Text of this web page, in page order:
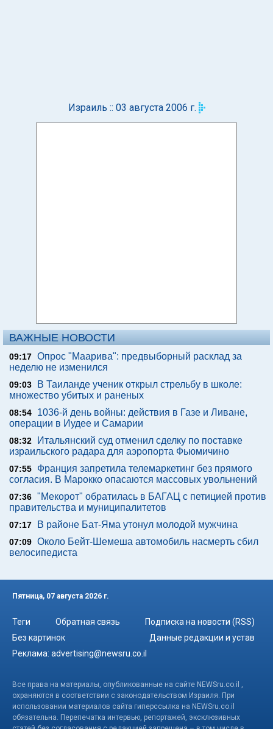
Израиль :: 03 августа 2006 г.
ВАЖНЫЕ НОВОСТИ
09:17 Опрос "Mаарива": предвыборный расклад за
неделю не изменился
09:03
В Таиланде ученик открыл стрельбу в школе:
множество убитых и раненых
08:54
1036-й день войны: действия в Газе и Ливане,
операции в Иудее и Самарии
08:32
Итальянский суд отменил сделку по поставке
израильского радара для аэропорта Фьюмичино
07:55
Франция запретила телемаркетинг без прямого
согласия. В Марокко опасаются массовых увольнений
07:36 "Мекорот" обратилась в БАГАЦ с петицией против
правительства и муниципалитетов
07:17 В районе Бат-Яма утонул молодой мужчина
07:09 Около Бейт-Шемеша автомобиль насмерть сбил
велосипедиста
Пятница, 07 августа 2026 г.
Теги Обратная связь
Подписка на новости (RSS)
Без картинок
Данные редакции и устав
Реклама: advertising@newsru.co.il
Все права на материалы, опубликованные на сайте NEWSru.co.il ,
охраняются в соответствии с законодательством Израиля. При
использовании материалов сайта гиперссылка на NEWSru.co.il
обязательна. Перепечатка интервью, репортажей, эксклюзивных